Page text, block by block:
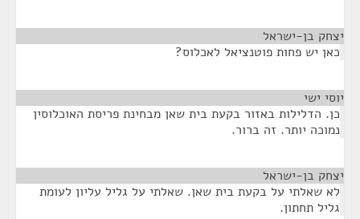
יצחק בן-ישראל
כאן יש פחות פוטנציאל לאכלוס?
יוסי ישי
כן. הדלילות באזור בקעת בית שאן מבחינת פריסת האוכלוסין
נמוכה יותר. זה ברור.
יצחק בן-ישראל
לא שאלתי על בקעת בית שאן. שאלתי על גליל עליון לעומת
גליל תחתון.